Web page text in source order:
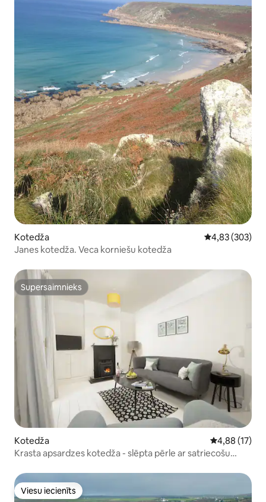
Kotedža Vidējais
4,83 (303)
Janes kotedža. Veca korniešu kotedža
Supersaimnieks
Supersaimnieks
Kotedža Vidējais
4,88 (17)
Krasta apsardzes kotedža - slēpta pērle ar satriecošu
Viesu iecienīts
Viesu iecienīts